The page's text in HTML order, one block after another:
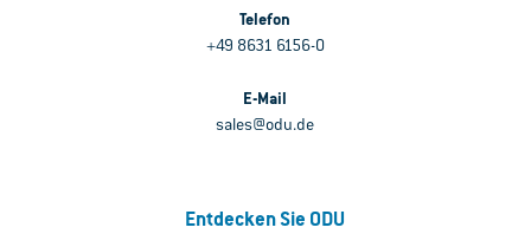
Telefon
+49 8631 6156-0
E-Mail
sales@odu.de
Entdecken Sie ODU